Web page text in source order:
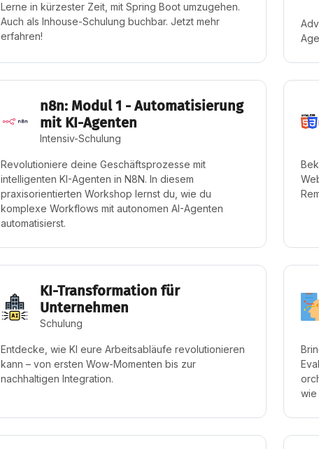
Lerne in kürzester Zeit, mit Spring Boot umzugehen.
Auch als Inhouse-Schulung buchbar. Jetzt mehr
erfahren!
n8n: Modul 1 - Automatisierung
mit KI-Agenten
Intensiv-Schulung
Revolutioniere deine Geschäftsprozesse mit
intelligenten KI-Agenten in N8N. In diesem
praxisorientierten Workshop lernst du, wie du
komplexe Workflows mit autonomen AI-Agenten
automatisierst.
KI-Transformation für
Unternehmen
Schulung
Entdecke, wie KI eure Arbeitsabläufe revolutionieren
kann – von ersten Wow-Momenten bis zur
nachhaltigen Integration.
wie